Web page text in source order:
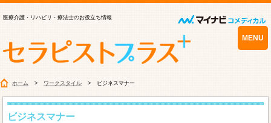
医療介護・リハビリ・療法士のお役立ち情報
MENU
ホーム ワークスタイル ビジネスマナー
ビジネスマナー